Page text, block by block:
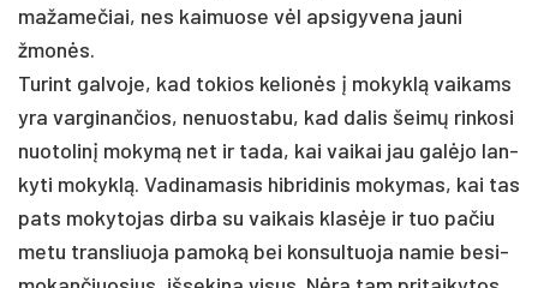
ma­ža­me­čiai, nes kai­muo­se vėl ap­si­gy­ve­na jau­ni
žmonės.
Tu­rint gal­vo­je, kad to­kios ke­lionės į mo­kyklą vai­kams
yra var­gi­nan­čios, ne­nuos­ta­bu, kad da­lis šeimų rin­ko­si
nuo­to­linį mo­kymą net ir ta­da, kai vai­kai jau galė­jo lan­
ky­ti mo­kyklą. Va­di­na­ma­sis hib­ri­di­nis mo­ky­mas, kai tas
pa­ts mo­ky­to­jas dir­ba su vai­kais klasė­je ir tuo pa­čiu
me­tu trans­liuo­ja pa­moką bei kon­sul­tuo­ja na­mie be­si­